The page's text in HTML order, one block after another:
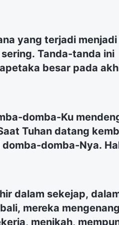
yang terjadi
Tanda-tanda ini
besar pada
malapetaka ini?
domba-Ku
Tuhan datang
domba-Nya.
manusia. Mohon
dalam sekejap,
mereka
menikah,